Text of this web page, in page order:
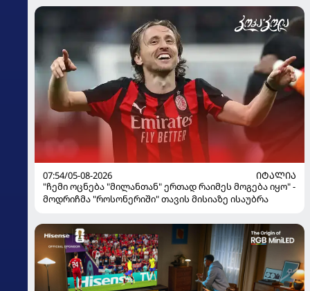
07:54/05-08-2026
ᲘᲢᲐᲚᲘᲐ
"ჩემი ოცნება "მილანთან" ერთად რაიმეს მოგება იყო" -
მოდრიჩმა "როსონერიში" თავის მისიაზე ისაუბრა